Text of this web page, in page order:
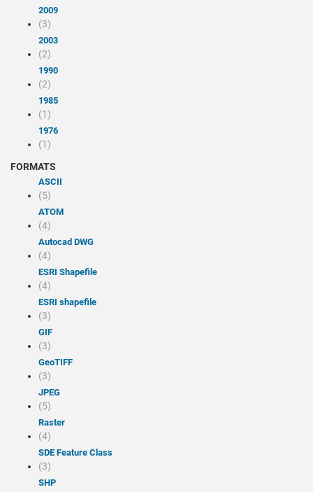
2009
(3)
2003
(2)
1990
(2)
1985
(1)
1976
(1)
FORMATS
ASCII
(5)
ATOM
(4)
Autocad DWG
(4)
ESRI Shapefile
(4)
ESRI shapefile
(3)
GIF
(3)
GeoTIFF
(3)
JPEG
(5)
Raster
(4)
SDE Feature Class
(3)
SHP